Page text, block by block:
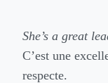
She’s a great
C’est une
respecte.